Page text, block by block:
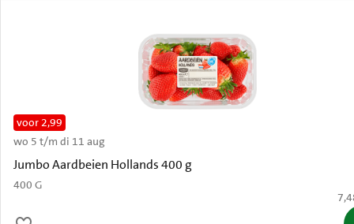
Jumbo Aardbeien Hollands 400 g
400 G
voor 2,99
wo 5 t/m di 11 aug
€